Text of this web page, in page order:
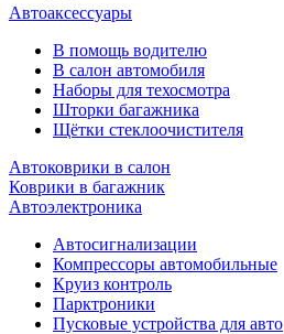
Автоаксессуары
В помощь водителю
В салон автомобиля
Наборы для техосмотра
Шторки багажника
Щётки стеклоочистителя
Автоковрики в салон
Коврики в багажник
Автоэлектроника
Автосигнализации
Компрессоры автомобильные
Круиз контроль
Парктроники
Пусковые устройства для авто